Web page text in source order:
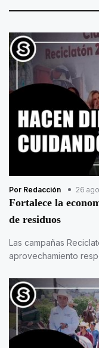
Por Redacción 26
Fortalece la
de residuos
Las campañas
aprovechamiento